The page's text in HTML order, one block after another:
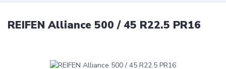
REIFEN Alliance 500 / 45 R22.5 PR16